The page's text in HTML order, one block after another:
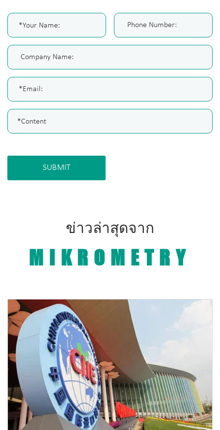
SUBMIT
ข่าวล่าสุดจาก
MIKROMETRY